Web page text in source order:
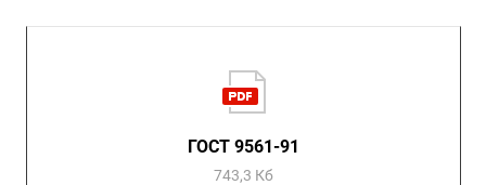
ГОСТ 9561-91
743,3 Кб